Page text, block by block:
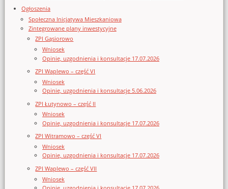
Ogłoszenia
Społeczna Inicjatywa Mieszkaniowa
Zintegrowane plany inwestycyjne
ZPI Gąsiorowo
Wniosek
Opinie, uzgodnienia i konsultacje 17.07.2026
ZPI Waplewo – część VI
Wniosek
Opinie, uzgodnienia i konsultacje 5.06.2026
ZPI Łutynowo – część II
Wniosek
Opinie, uzgodnienia i konsultacje 17.07.2026
ZPI Witramowo – część VI
Wniosek
Opinie, uzgodnienia i konsultacje 17.07.2026
ZPI Waplewo – część VII
Wniosek